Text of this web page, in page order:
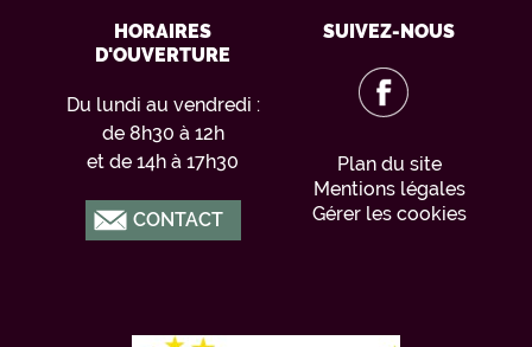
HORAIRES
D'OUVERTURE
Du lundi au vendredi :
de 8h30 à 12h
et de 14h à 17h30
CONTACT
SUIVEZ-NOUS
Plan du site
Mentions légales
Gérer les cookies